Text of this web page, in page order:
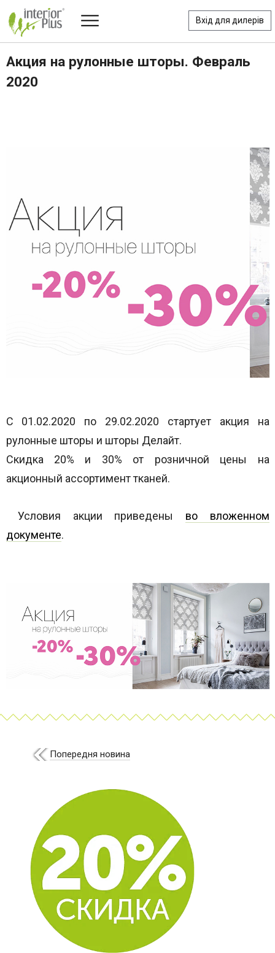
Вхід для дилерів
Акция на рулонные шторы. Февраль
2020
С 01.02.2020 по 29.02.2020 стартует акция на
рулонные шторы и шторы Делайт.
Скидка 20% и 30% от розничной цены на
акционный ассортимент тканей.
Условия акции приведены во вложенном
документе.
Попередня новина